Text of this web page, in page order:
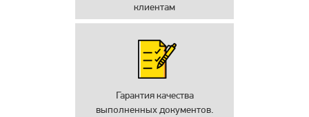
клиентам
Гарантия качества
выполненных документов.